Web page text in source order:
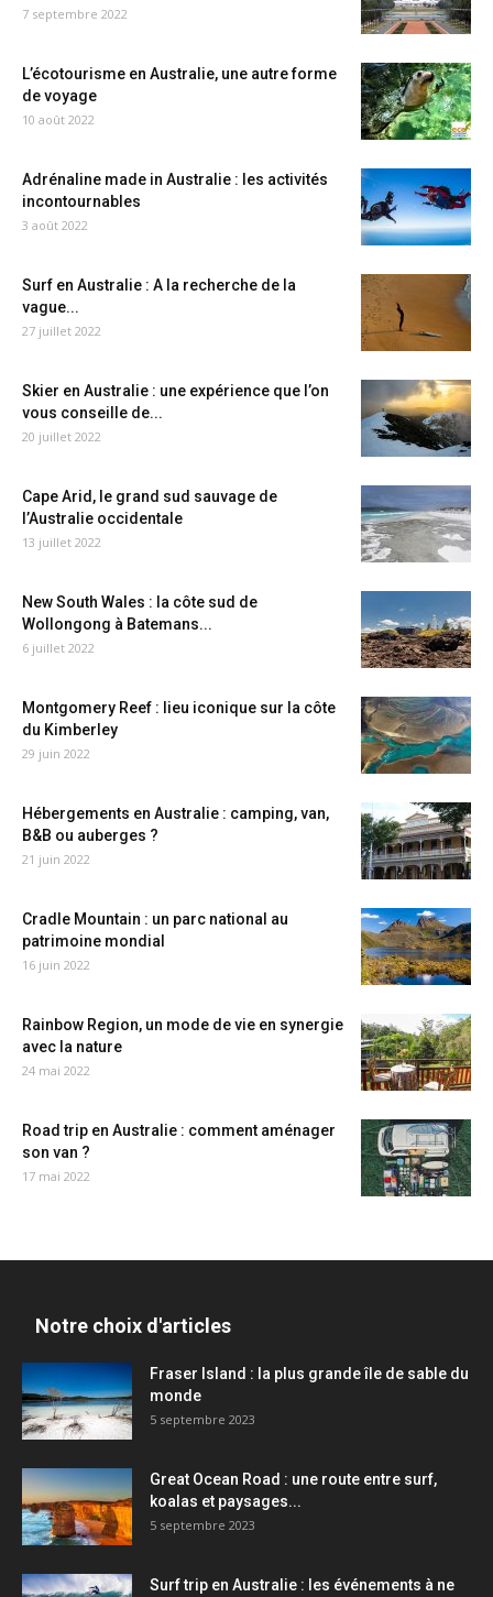
7 septembre 2022
L’écotourisme en Australie, une autre forme
de voyage
10 août 2022
Adrénaline made in Australie : les activités
incontournables
3 août 2022
Surf en Australie : A la recherche de la
vague...
27 juillet 2022
Skier en Australie : une expérience que l’on
vous conseille de...
20 juillet 2022
Cape Arid, le grand sud sauvage de
l’Australie occidentale
13 juillet 2022
New South Wales : la côte sud de
Wollongong à Batemans...
6 juillet 2022
Montgomery Reef : lieu iconique sur la côte
du Kimberley
29 juin 2022
Hébergements en Australie : camping, van,
B&B ou auberges ?
21 juin 2022
Cradle Mountain : un parc national au
patrimoine mondial
16 juin 2022
Rainbow Region, un mode de vie en synergie
avec la nature
24 mai 2022
Road trip en Australie : comment aménager
son van ?
17 mai 2022
Notre choix d'articles
Fraser Island : la plus grande île de sable du
monde
5 septembre 2023
Great Ocean Road : une route entre surf,
koalas et paysages...
5 septembre 2023
Surf trip en Australie : les événements à ne